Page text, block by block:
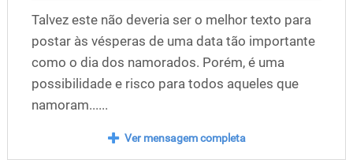
Talvez este não deveria ser o melhor texto para
postar às vésperas de uma data tão importante
como o dia dos namorados. Porém, é uma
possibilidade e risco para todos aqueles que
namoram......
Ver mensagem completa